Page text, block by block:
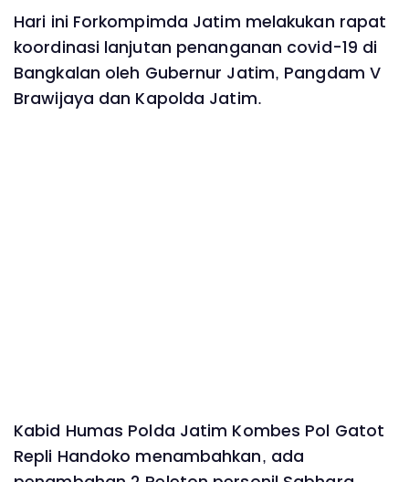
Hari ini Forkompimda Jatim melakukan rapat
koordinasi lanjutan penanganan covid-19 di
Bangkalan oleh Gubernur Jatim, Pangdam V
Brawijaya dan Kapolda Jatim.
Kabid Humas Polda Jatim Kombes Pol Gatot
Repli Handoko menambahkan, ada